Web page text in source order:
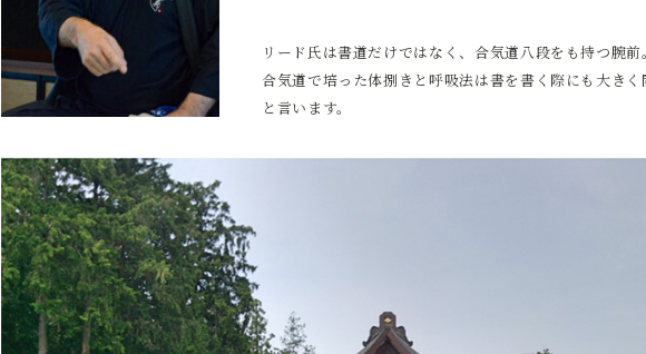
リード氏は書道だけではなく、合気道八段をも持つ腕前
合気道で培った体捌きと呼吸法は書を書く際にも大き
と言います。